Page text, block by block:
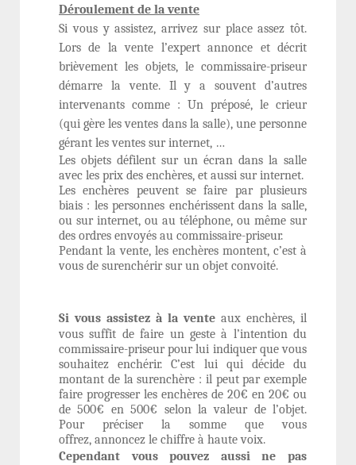
Déroulement de la vente
Si vous y assistez, arrivez sur place assez tôt.
Lors de la vente l’expert annonce et décrit
brièvement les objets, le commissaire-priseur
démarre la vente. Il y a souvent d’autres
intervenants comme : Un préposé, le crieur
(qui gère les ventes dans la salle), une personne
gérant les ventes sur internet, …
Les objets défilent sur un écran dans la salle
avec les prix des enchères, et aussi sur internet.
Les enchères peuvent se faire par plusieurs
biais : les personnes enchérissent dans la salle,
ou sur internet, ou au téléphone, ou même sur
des ordres envoyés au commissaire-priseur.
Pendant la vente, les enchères montent, c’est à
vous de surenchérir sur un objet convoité.
Si vous assistez à la vente aux enchères, il
vous suffit de faire un geste à l’intention du
commissaire-priseur pour lui indiquer que vous
souhaitez enchérir. C’est lui qui décide du
montant de la surenchère : il peut par exemple
faire progresser les enchères de 20€ en 20€ ou
de 500€ en 500€ selon la valeur de l’objet.
Pour préciser la somme que vous
offrez, annoncez le chiffre à haute voix.
Cependant vous pouvez aussi ne pas